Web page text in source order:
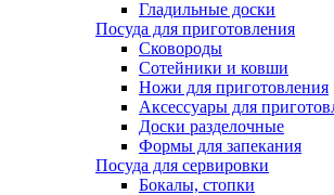
Гладильные доски
Посуда для приготовления
Сковороды
Сотейники и ковши
Ножи для приготовления
Аксессуары для
Доски разделочные
Формы для запекания
Посуда для сервировки
Бокалы, стопки